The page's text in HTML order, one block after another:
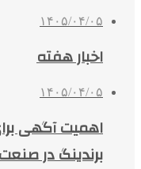
۱۴۰۵/۰۴/۰۵
اخبار هفته
۱۴۰۵/۰۴/۰۵
اهمیت آگهی
برندینگ در